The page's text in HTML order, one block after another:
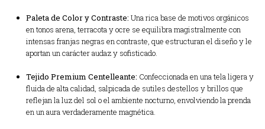
Paleta de Color y Contraste: Una rica base de motivos orgánicos
en tonos arena, terracota y ocre se equilibra magistralmente con
intensas franjas negras en contraste, que estructuran el diseño y le
aportan un carácter audaz y sofisticado.
Tejido Premium Centelleante: Confeccionada en una tela ligera y
fluida de alta calidad, salpicada de sutiles destellos y brillos que
reflejan la luz del sol o el ambiente nocturno, envolviendo la prenda
en un aura verdaderamente magnética.